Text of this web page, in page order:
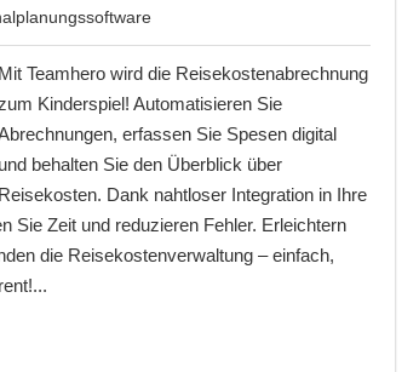
Mit Teamhero wird die Reisekostenabrechnung
Kinderspiel! Automatisieren Sie
erfassen Sie Spesen digital
und behalten Sie den Überblick über
Reisekosten. Dank nahtloser Integration in Ihre
Sie Zeit und reduzieren Fehler. Erleichtern
die Reisekostenverwaltung – einfach,